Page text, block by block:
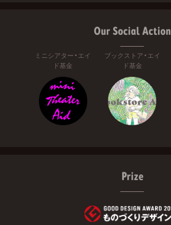
Our Social Action
ミニシアター・エイ
ド基金
ブックストア・エイ
ド基金
Prize